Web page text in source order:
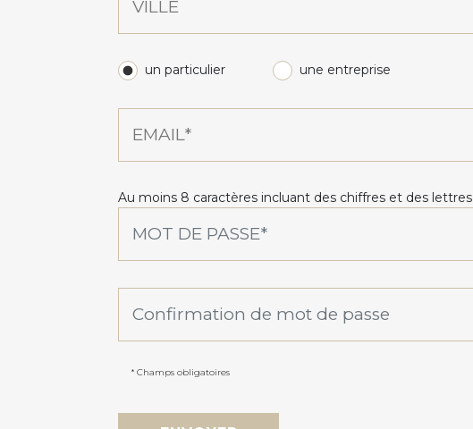
un particulier une entreprise
Au moins 8 caractères incluant des chiffres et des lettres
* Champs obligatoires